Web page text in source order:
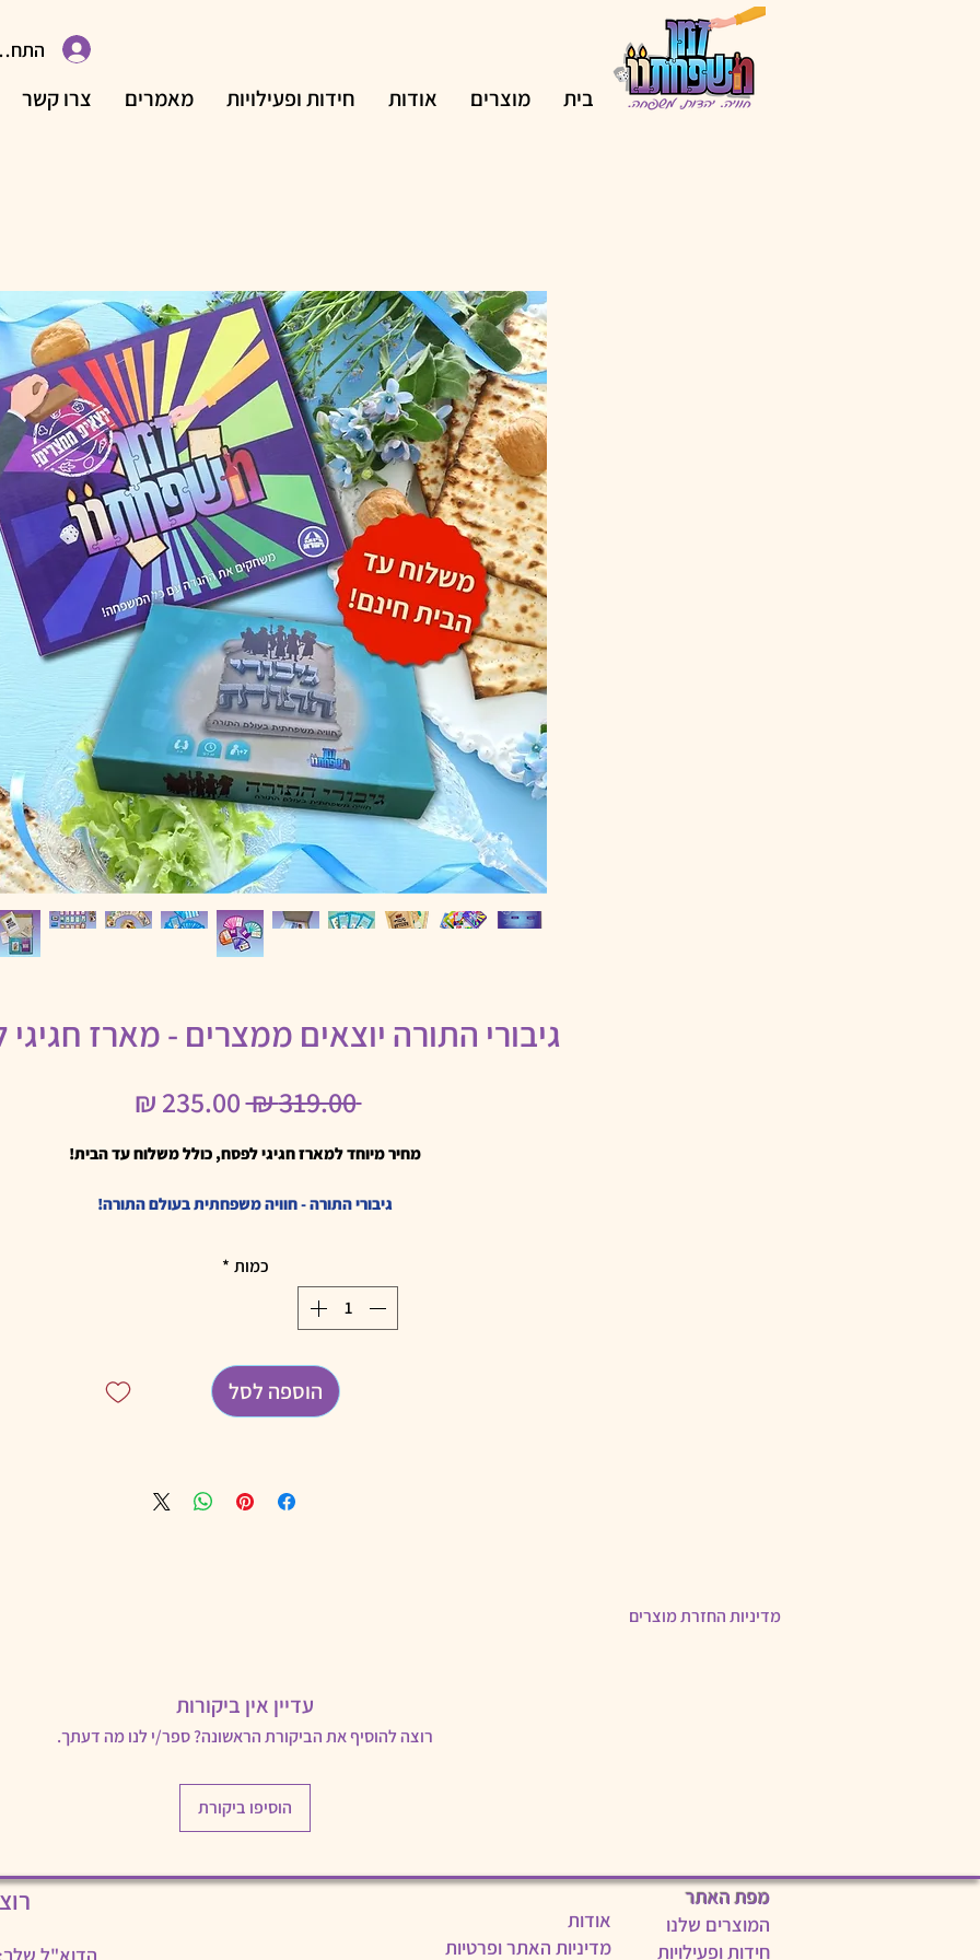
בית מוצרים אודות חידות ופעילויות מאמרים צרו קשר
גיבורי התורה יוצאים ממצרים - מארז
‏319.00 ‏₪
מחיר
מחיר מיוחד למארז חגיגי לפסח, כולל משלוח עד הבית!
גיבורי התורה - חוויה משפחתית בעולם התורה!
שיצור חוויה משפחתית מיוחדת במינה.
עונים על שאלות ברמות קושי מגוונות, מקבלים הפתעות, אוספים את מאפייני
לפרטים נוספים על גיבורי התורה
יוצאים ממצרים - משחקים את ההגדה עם כל המשפחה!
חוויה משפחתית לליל הסדר - צוללים לתוך ההגדה, פותרים חידות ומגלים את ההגדה
כמות *
הוספה לסל
מדיניות החזרת מוצרים
להחזיר את המוצר בדואר רשום או במסירה ידנית. במקרה של החזרת מוצר יזוכה הלקוח בסכום המוצר ללא דמי המשלוח.
זכות ביטול העסקה אינה עומדת במקרה של הסרת האריזה של המוצר או שימוש במוצר.
עדיין אין ביקורות
רוצה להוסיף את הביקורת הראשונה? ספר/י לנו מה דעתך.
הוסיפו ביקורת
מפת האתר
המוצרים שלנו
חידות ופעילויות
אודות
מדיניות האתר ופרטיות